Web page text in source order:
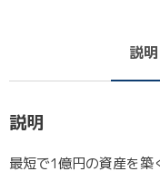
説明
説明
最短で1億円の資産を